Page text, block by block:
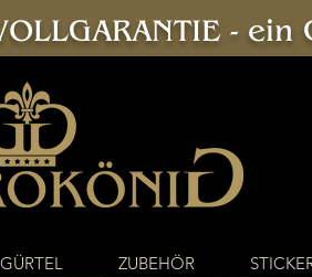
-
GÜRTEL ZUBEHÖR